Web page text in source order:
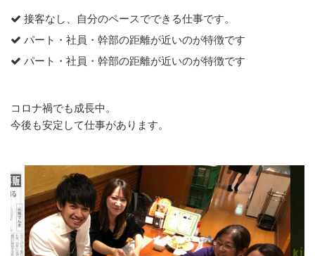
接客なし、自分のペースでできる仕事です。
パート・社員・幹部の距離が近いのが特徴です
パート・社員・幹部の距離が近いのが特徴です
コロナ禍でも成長中。
今後も安定して仕事があります。